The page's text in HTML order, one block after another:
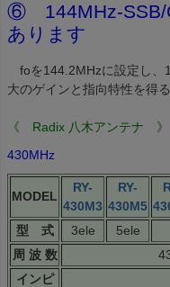
⑥ 144MHz-SSB/
あります
foを144.2MHzに設定し、
大のゲインと指向特性を得
《 Radix 八木アンテナ 》
430MHz
MODEL
RY-
430M3
RY-
430M5
型 式
3ele 5ele
周 波 数
インピ